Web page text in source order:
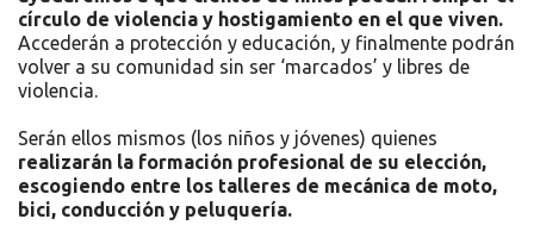
círculo de violencia y hostigamiento en el que viven.
Accederán a protección y educación, y finalmente podrán
volver a su comunidad sin ser ‘marcados’ y libres de
violencia.
Serán ellos mismos (los niños y jóvenes) quienes
realizarán la formación profesional de su elección,
escogiendo entre los talleres de mecánica de moto,
bici, conducción y peluquería.